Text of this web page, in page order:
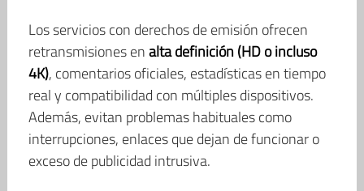
Los servicios con derechos de emisión ofrecen
retransmisiones enalta definición (HD o incluso
4K), comentarios oficiales, estadísticas en tiempo
real y compatibilidad con múltiples dispositivos.
Además, evitan problemas habituales como
interrupciones, enlaces que dejan de funcionar o
exceso de publicidad intrusiva.